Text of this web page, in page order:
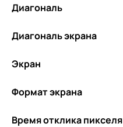
Диагональ
Диагональ экрана
Экран
Формат экрана
Время отклика пикселя